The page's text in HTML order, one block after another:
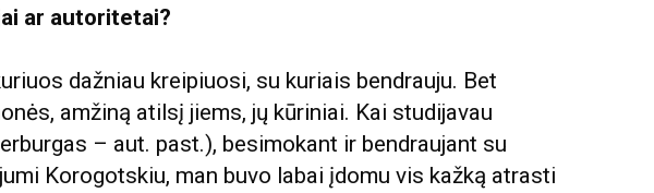
ar autoritetai?
dažniau kreipiuosi, su kuriais bendrauju. Bet
amžiną atilsį jiems, jų kūriniai. Kai studijavau
– aut. past.), besimokant ir bendraujant su
Korogotskiu, man buvo labai įdomu vis kažką atrasti